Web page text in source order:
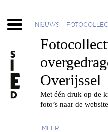
NIEUWS -
6 oktober 2022
Overijssel
Met één druk op de
foto’s naar de
MEER